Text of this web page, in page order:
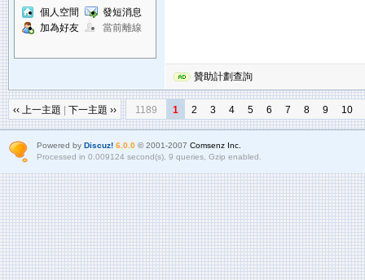
個人空間
發短消息
加為好友
當前離線
贊助計劃查詢
‹‹ 上一主題 下一主題 ›› 1189 1 2 3 4 5 6 7 8 9 10
Powered by Discuz! 6.0.0© 2001-2007 Comsenz Inc.
Processed in 0.009124 second(s), 9 queries, Gzip enabled.